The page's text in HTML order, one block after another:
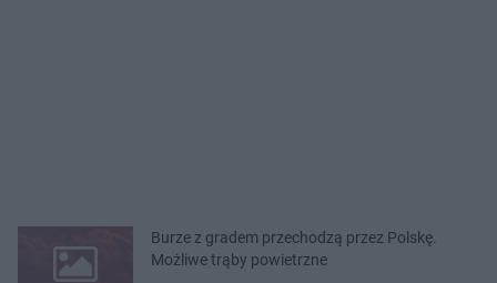
Burze z gradem przechodzą przez Polskę.
Możliwe trąby powietrzne